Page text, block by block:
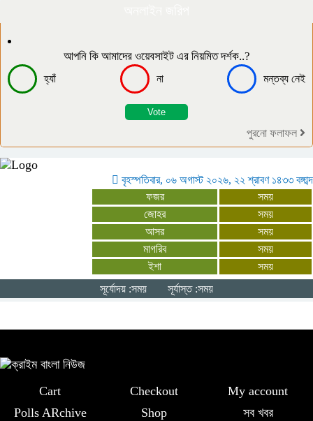
কাঁচা মরিচ ৩৮০, বেগুন ১২০ টাকা
একসঙ্গে কাজ করবে বাংলাদেশ-যুক্তরাষ্ট্র:
সার্জিও গর
স্বাস্থ্যমন্ত্রী
কুষ্টিয়ায় ৬ হাজার পিস ইয়াবাসহ বাসের
সুপারভাইজার আটক
সমন্বিত প্রচেষ্টায় ৪-৫ বছরেই অর্থনীতিতে
ইতিবাচক পরিবর্তন সম্ভব: প্রধানমন্ত্রী
আপনি কি আমাদের ওয়েবসাইট এর নিয়মিত দর্শক..?
হ্যাঁ না মন্তব্য নেই
পুরনো ফলাফল
বৃহস্পতিবার, ০৬ অগাস্ট ২০২৬, ২২ শ্রাবণ ১৪৩৩ বঙ্গাব্দ
ফজর
সময়
জোহর
সময়
আসর
সময়
মাগরিব
সময়
ইশা
সময়
সূর্যোদয় :সময়
সূর্যাস্ত :সময়
Cart Checkout
My account
Polls ARchive
Shop সব খবর